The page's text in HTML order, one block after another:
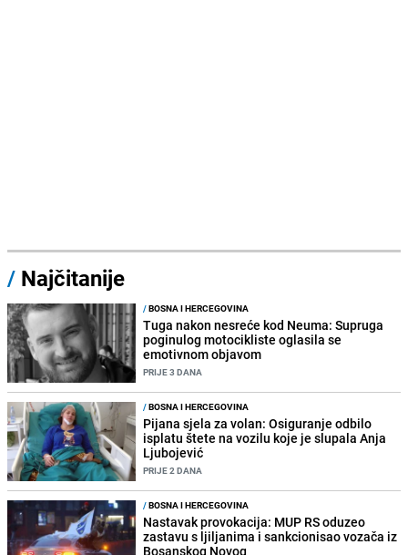
/ Najčitanije
/BOSNA I HERCEGOVINA
Tuga nakon nesreće kod Neuma: Supruga
poginulog motocikliste oglasila se
emotivnom objavom
PRIJE 3 DANA
/BOSNA I HERCEGOVINA
Pijana sjela za volan: Osiguranje odbilo
isplatu štete na vozilu koje je slupala Anja
Ljubojević
PRIJE 2 DANA
/BOSNA I HERCEGOVINA
Nastavak provokacija: MUP RS oduzeo
zastavu s ljiljanima i sankcionisao vozača iz
Bosanskog Novog